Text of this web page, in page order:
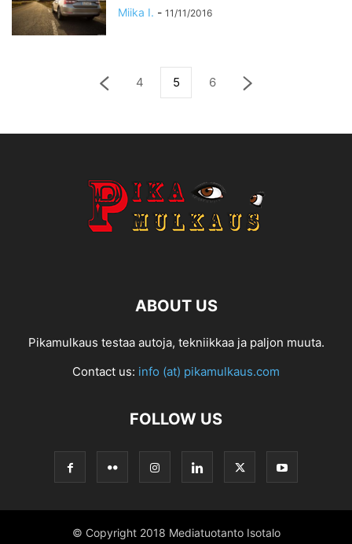
Miika I. - 11/11/2016
4 5 6
ABOUT US
Pikamulkaus testaa autoja, tekniikkaa ja paljon muuta.
Contact us: info (at) pikamulkaus.com
FOLLOW US
© Copyright 2018 Mediatuotanto Isotalo